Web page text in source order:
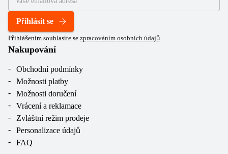
Přihlásit se
Přihlášením souhlasíte se zpracováním osobních údajů
Nakupování
Obchodní podmínky
Možnosti platby
Možnosti doručení
Vrácení a reklamace
Zvláštní režim prodeje
Personalizace údajů
FAQ